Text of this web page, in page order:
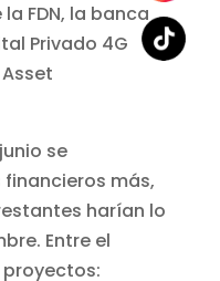
FDN, la banca
Privado 4G
se
más,
harían lo
Entre el
proyectos: